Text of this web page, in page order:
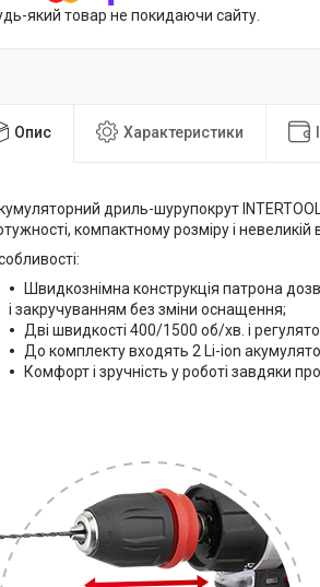
який товар не покидаючи сайту.
Опис Характеристики
дриль-шурупокрут
компактному розміру і невеликій
Швидкознімна конструкція патрона
і закручуванням без зміни оснащення;
Дві швидкості 400/1500 об/хв. і
До комплекту входять 2 Li-ion
Комфорт і зручність у роботі завдяки